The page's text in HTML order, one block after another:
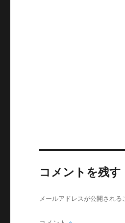
コメントを残す
メールアドレスが公開される